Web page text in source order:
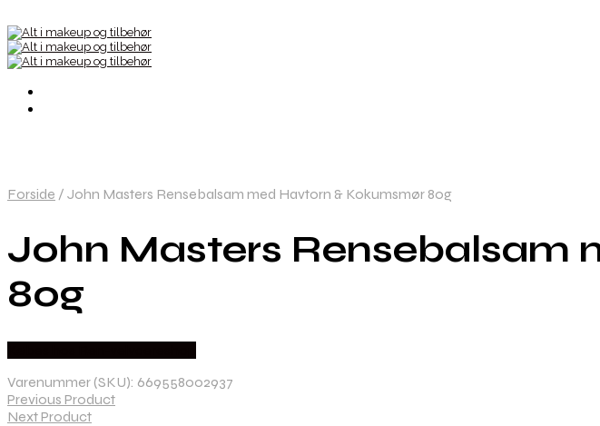
Forside / John Masters Rensebalsam med Havtorn & Kokumsmør 80g
John Masters Rensebalsam
80g
Varenummer (SKU): 669558002937
Previous Product
Next Product